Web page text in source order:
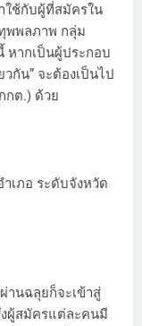
ใช้กับผู้ที่สมัครใน
พพลภาพ กลุ่ม
ากเป็นผู้ประกอบ
กัน” จะต้องเป็นไป
กต.) ด้วย
เภอ ระดับจังหวัด
นฉลุยก็จะเข้าสู่
งผู้สมัครแต่ละคนมี